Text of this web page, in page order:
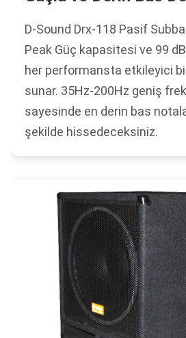
D-Sound Drx-118 Pasif
Peak Güç kapasitesi ve 99
her performansta etkileyici
sunar. 35Hz-200Hz geniş
sayesinde en derin bas
şekilde hissedeceksiniz.